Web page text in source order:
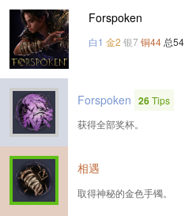
Forspoken
白1 金2 银7 铜44 总54
Forspoken 26Tips
获得全部奖杯。
相遇
取得神秘的金色手镯。